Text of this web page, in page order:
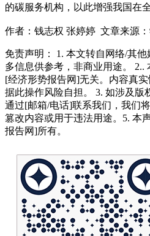
的碳服务机构，以此增强我国在
作者：钱志权 张婷婷 文章来源
免责声明： 1. 本文转自网络/其
多信息供参考，非商业用途。 2..
[经济形势报告网]无关。内容真
据此操作风险自担。 3. 如涉及版
通过[邮箱/电话]联系我们，我们
篡改内容或用于违法用途。5. 本
报告网]所有。